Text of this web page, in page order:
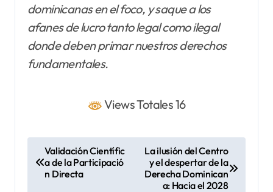
dominicanas en el foco, y saque a los
afanes de lucro tanto legal como ilegal
donde deben primar nuestros derechos
fundamentales.
Views Totales 16
Validación Científic
a de la Participació
n Directa
La ilusión del Centro
y el despertar de la
Derecha Dominican
a: Hacia el 2028